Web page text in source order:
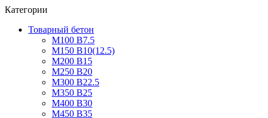
Категории
Товарный бетон
М100 В7.5
М150 В10(12.5)
М200 В15
М250 В20
М300 В22.5
М350 В25
М400 В30
М450 В35